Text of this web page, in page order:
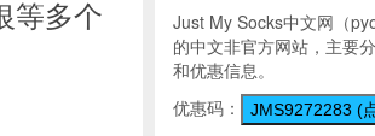
等多个
Just My Socks中文网（
的中文非官方网站，主要
和优惠信息。
优惠码：
JMS9272283 (